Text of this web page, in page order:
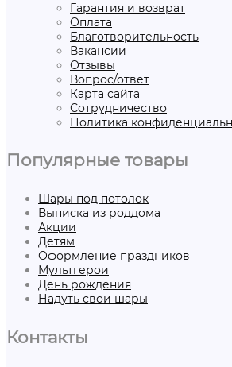
Гарантия и возврат
Оплата
Благотворительность
Вакансии
Отзывы
Вопрос/ответ
Карта сайта
Сотрудничество
Политика
Популярные товары
Шары под потолок
Выписка из роддома
Акции
Детям
Оформление праздников
Мультгерои
День рождения
Надуть свои шары
Контакты